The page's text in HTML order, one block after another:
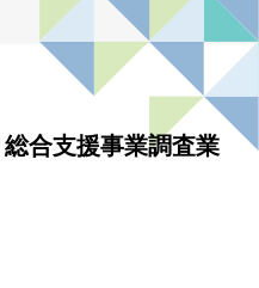
合支援事業調査業